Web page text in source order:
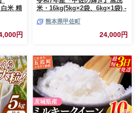
米 精
活応
ん お
格改
円
米・16kg(5kg×2袋、6kg×1袋) -
米 複数原料米 訳あり 厳選 マイ
スター 生活応援 ひのひかり 森
のくまさん おすすめ 熊本県 甲
熊本県甲佐町
24,000円